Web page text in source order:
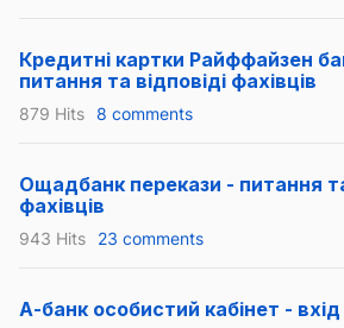
Кредитні картки Райффайзен
питання та відповіді фахівців
879 Hits 8 comments
Ощадбанк перекази - питання та
фахівців
943 Hits 23 comments
А-банк особистий кабінет -